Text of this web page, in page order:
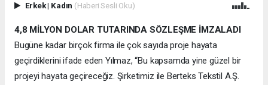
Erkek| Kadın (Haberi Sesli Oku)
4,8 MİLYON DOLAR TUTARINDA SÖZLEŞME İMZALADI
Bugüne kadar birçok firma ile çok sayıda proje hayata
geçirdiklerini ifade eden Yılmaz, “Bu kapsamda yine güzel bir
projeyi hayata geçireceğiz. Şirketimiz ile Berteks Tekstil A.Ş.